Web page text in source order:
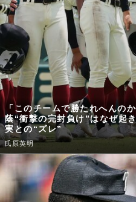
「このチームで勝たれへんの
蔭“衝撃の完封負け”はなぜ起
実との“ズレ”
氏原英明